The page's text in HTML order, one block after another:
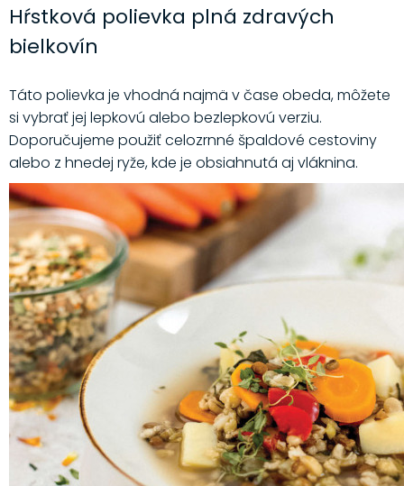
Hŕstková polievka plná zdravých
bielkovín
Táto polievka je vhodná najmä v čase obeda, môžete
si vybrať jej lepkovú alebo bezlepkovú verziu.
Doporučujeme použiť celozrnné špaldové cestoviny
alebo z hnedej ryže, kde je obsiahnutá aj vláknina.